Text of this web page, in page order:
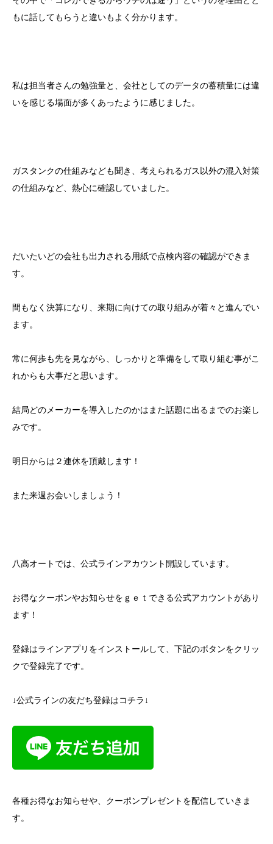
もに話してもらうと違いもよく分かります。
私は担当者さんの勉強量と、会社としてのデータの蓄積量には違
いを感じる場面が多くあったように感じました。
ガスタンクの仕組みなども聞き、考えられるガス以外の混入対策
の仕組みなど、熱心に確認していました。
だいたいどの会社も出力される用紙で点検内容の確認ができま
す。
間もなく決算になり、来期に向けての取り組みが着々と進んでい
ます。
常に何歩も先を見ながら、しっかりと準備をして取り組む事がこ
れからも大事だと思います。
結局どのメーカーを導入したのかはまた話題に出るまでのお楽し
みです。
明日からは２連休を頂戴します！
また来週お会いしましょう！
八高オートでは、公式ラインアカウント開設しています。
お得なクーポンやお知らせをｇｅｔできる公式アカウントがあり
ます！
登録はラインアプリをインストールして、下記のボタンをクリッ
クで登録完了です。
↓公式ラインの友だち登録はコチラ↓
各種お得なお知らせや、クーポンプレゼントを配信していきま
す。